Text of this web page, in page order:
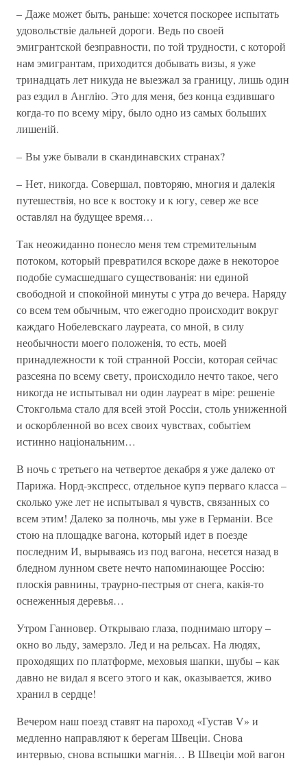
– Даже может быть, раньше: хочется поскорее испытать
удовольствіе дальней дороги. Ведь по своей
эмигрантской безправности, по той трудности, с которой
нам эмигрантам, приходится добывать визы, я уже
тринадцать лет никуда не выезжал за границу, лишь один
раз ездил в Англію. Это для меня, без конца ездившаго
когда-то по всему міру, было одно из самых больших
лишеній.
– Вы уже бывали в скандинавских странах?
– Нет, никогда. Совершал, повторяю, многия и далекія
путешествія, но все к востоку и к югу, север же все
оставлял на будущее время…
Так неожиданно понесло меня тем стремительным
потоком, который превратился вскоре даже в некоторое
подобіе сумасшедшаго существованія: ни единой
свободной и спокойной минуты с утра до вечера. Наряду
со всем тем обычным, что ежегодно происходит вокруг
каждаго Нобелевскаго лауреата, со мной, в силу
необычности моего положенія, то есть, моей
принадлежности к той странной Россіи, которая сейчас
разсеяна по всему свету, происходило нечто такое, чего
никогда не испытывал ни один лауреат в міре: решеніе
Стокгольма стало для всей этой Россіи, столь униженной
и оскорбленной во всех своих чувствах, событіем
истинно національним…
В ночь с третьего на четвертое декабря я уже далеко от
Парижа. Норд-экспресс, отдельное купэ перваго класса –
сколько уже лет не испытывал я чувств, связанных со
всем этим! Далеко за полночь, мы уже в Германіи. Все
стою на площадке вагона, который идет в поезде
последним И, вырываясь из под вагона, несется назад в
бледном лунном свете нечто напоминающее Россію:
плоскія равнины, траурно-пестрыя от снега, какія-то
оснеженныя деревья…
Утром Ганновер. Открываю глаза, поднимаю штору –
окно во льду, замерзло. Лед и на рельсах. На людях,
проходящих по платформе, меховыя шапки, шубы – как
давно не видал я всего этого и как, оказывается, живо
хранил в сердце!
Вечером наш поезд ставят на пароход «Густав V» и
медленно направляют к берегам Швеціи. Снова
интервью, снова вспышки магнія… В Швеціи мой вагон